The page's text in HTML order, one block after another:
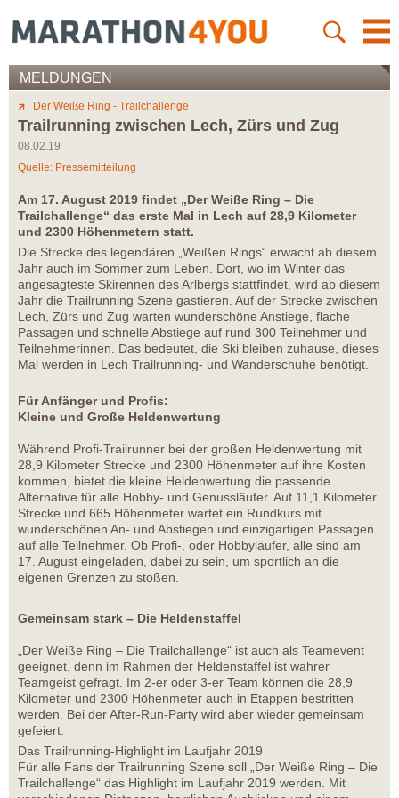
MELDUNGEN
Der Weiße Ring - Trailchallenge
Trailrunning zwischen Lech, Zürs und Zug
08.02.19
Quelle: Pressemitteilung
Am 17. August 2019 findet „Der Weiße Ring – Die
Trailchallenge“ das erste Mal in Lech auf 28,9 Kilometer
und 2300 Höhenmetern statt.
Die Strecke des legendären „Weißen Rings“ erwacht ab diesem
Jahr auch im Sommer zum Leben. Dort, wo im Winter das
angesagteste Skirennen des Arlbergs stattfindet, wird ab diesem
Jahr die Trailrunning Szene gastieren. Auf der Strecke zwischen
Lech, Zürs und Zug warten wunderschöne Anstiege, flache
Passagen und schnelle Abstiege auf rund 300 Teilnehmer und
Teilnehmerinnen. Das bedeutet, die Ski bleiben zuhause, dieses
Mal werden in Lech Trailrunning- und Wanderschuhe benötigt.
Für Anfänger und Profis:
Kleine und Große Heldenwertung
Während Profi-Trailrunner bei der großen Heldenwertung mit
28,9 Kilometer Strecke und 2300 Höhenmeter auf ihre Kosten
kommen, bietet die kleine Heldenwertung die passende
Alternative für alle Hobby- und Genussläufer. Auf 11,1 Kilometer
Strecke und 665 Höhenmeter wartet ein Rundkurs mit
wunderschönen An- und Abstiegen und einzigartigen Passagen
auf alle Teilnehmer. Ob Profi-, oder Hobbyläufer, alle sind am
17. August eingeladen, dabei zu sein, um sportlich an die
eigenen Grenzen zu stoßen.
Gemeinsam stark – Die Heldenstaffel
„Der Weiße Ring – Die Trailchallenge“ ist auch als Teamevent
geeignet, denn im Rahmen der Heldenstaffel ist wahrer
Teamgeist gefragt. Im 2-er oder 3-er Team können die 28,9
Kilometer und 2300 Höhenmeter auch in Etappen bestritten
werden. Bei der After-Run-Party wird aber wieder gemeinsam
gefeiert.
Das Trailrunning-Highlight im Laufjahr 2019
Für alle Fans der Trailrunning Szene soll „Der Weiße Ring – Die
Trailchallenge“ das Highlight im Laufjahr 2019 werden. Mit